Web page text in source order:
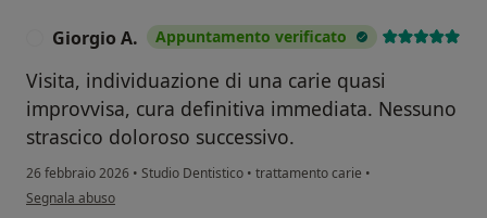
Giorgio A. Appuntamento verificato
Visita, individuazione di una carie quasi
improvvisa, cura definitiva immediata. Nessuno
strascico doloroso successivo.
26 febbraio 2026 • Studio Dentistico • trattamento carie •
secondo l'opinione dell'utente Giorgio A.
Segnala abuso